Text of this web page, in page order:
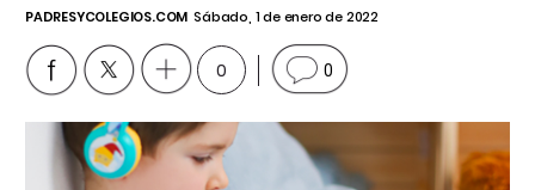
PADRESYCOLEGIOS.COM Sábado, 1 de enero de 2022
0 0